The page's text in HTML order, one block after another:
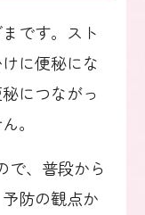
です。スト
に便秘にな
につながっ
。
で、普段から
防の観点か